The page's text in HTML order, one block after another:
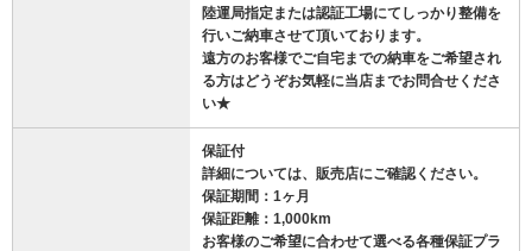
陸運局指定または認証工場にてしっかり整備を
行いご納車させて頂いております。
遠方のお客様でご自宅までの納車をご希望され
る方はどうぞお気軽に当店までお問合せくださ
い★
保証付
詳細については、販売店にご確認ください。
保証期間：1ヶ月
保証距離：1,000km
お客様のご希望に合わせて選べる各種保証プラ